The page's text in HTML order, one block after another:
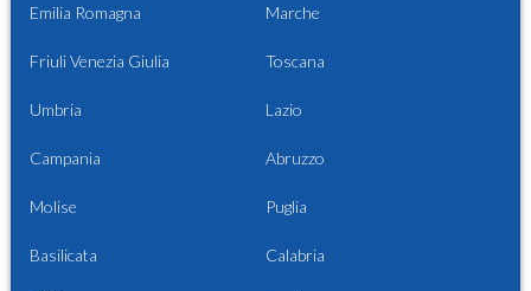
Emilia Romagna Marche
Friuli Venezia Giulia Toscana
Umbria Lazio
Campania Abruzzo
Molise Puglia
Basilicata Calabria